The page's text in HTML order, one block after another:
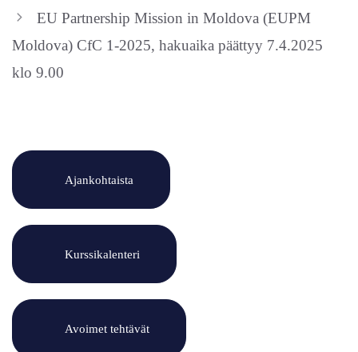
EU Partnership Mission in Moldova (EUPM
Moldova) CfC 1-2025, hakuaika päättyy 7.4.2025
klo 9.00
Ajankohtaista
Kurssikalenteri
Avoimet tehtävät